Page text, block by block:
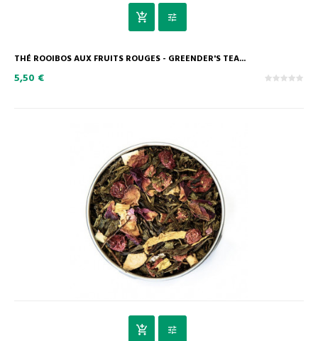
THÉ ROOIBOS AUX FRUITS ROUGES - GREENDER'S TEA...
5,50 €